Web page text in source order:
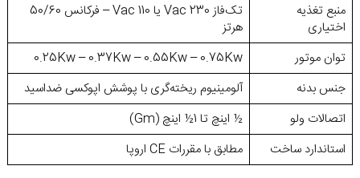
منبع تغذیه
اختیاری
تک‌فاز 230 Vac یا 110 Vac – فرکانس 50/60
هرتز
توان موتور
0.25Kw – 0.37Kw – 0.55Kw – 0.75Kw
جنس بدنه
آلومینیوم ریخته‌گری با پوشش اپوکسی ضداسید
اتصالات ولو
½ اینچ تا 1½ اینچ (Gm)
استاندارد ساخت
مطابق با مقررات CE اروپا